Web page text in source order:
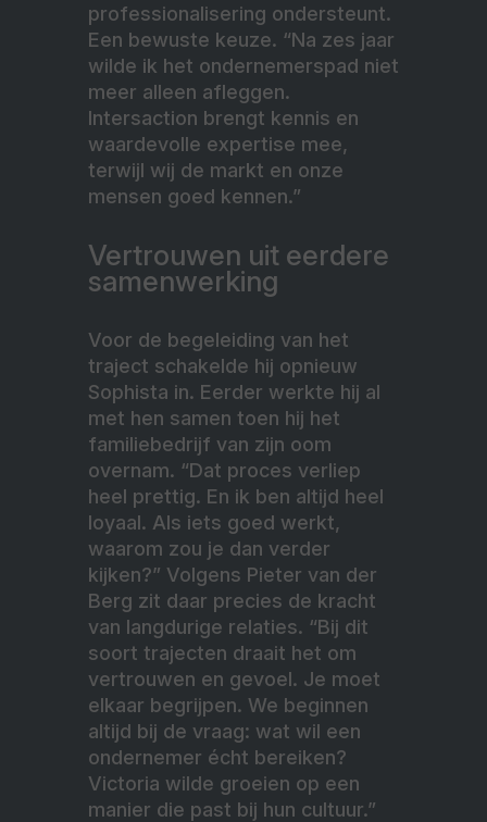
professionalisering ondersteunt.
Een bewuste keuze. “Na zes jaar
wilde ik het ondernemerspad niet
meer alleen afleggen.
Intersaction brengt kennis en
waardevolle expertise mee,
terwijl wij de markt en onze
mensen goed kennen.”
Vertrouwen uit eerdere
samenwerking
Voor de begeleiding van het
traject schakelde hij opnieuw
Sophista in. Eerder werkte hij al
met hen samen toen hij het
familiebedrijf van zijn oom
overnam. “Dat proces verliep
heel prettig. En ik ben altijd heel
loyaal. Als iets goed werkt,
waarom zou je dan verder
kijken?” Volgens Pieter van der
Berg zit daar precies de kracht
van langdurige relaties. “Bij dit
soort trajecten draait het om
vertrouwen en gevoel. Je moet
elkaar begrijpen. We beginnen
altijd bij de vraag: wat wil een
ondernemer écht bereiken?
Victoria wilde groeien op een
manier die past bij hun cultuur.”